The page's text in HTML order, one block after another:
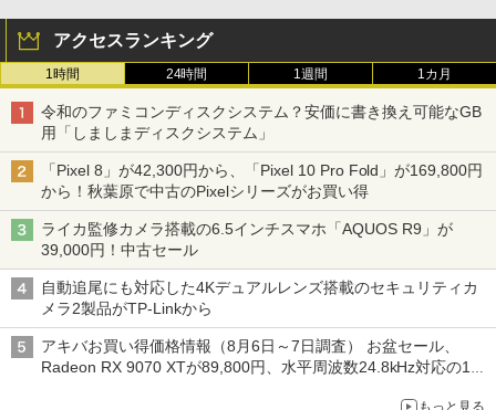
アクセスランキング
1時間 24時間 1週間 1カ月
令和のファミコンディスクシステム？安価に書き換え可能なGB
用「しましまディスクシステム」
「Pixel 8」が42,300円から、「Pixel 10 Pro Fold」が169,800円
から！秋葉原で中古のPixelシリーズがお買い得
ライカ監修カメラ搭載の6.5インチスマホ「AQUOS R9」が
39,000円！中古セール
自動追尾にも対応した4Kデュアルレンズ搭載のセキュリティカ
メラ2製品がTP-Linkから
アキバお買い得価格情報（8月6日～7日調査） お盆セール、
Radeon RX 9070 XTが89,800円、水平周波数24.8kHz対応の17